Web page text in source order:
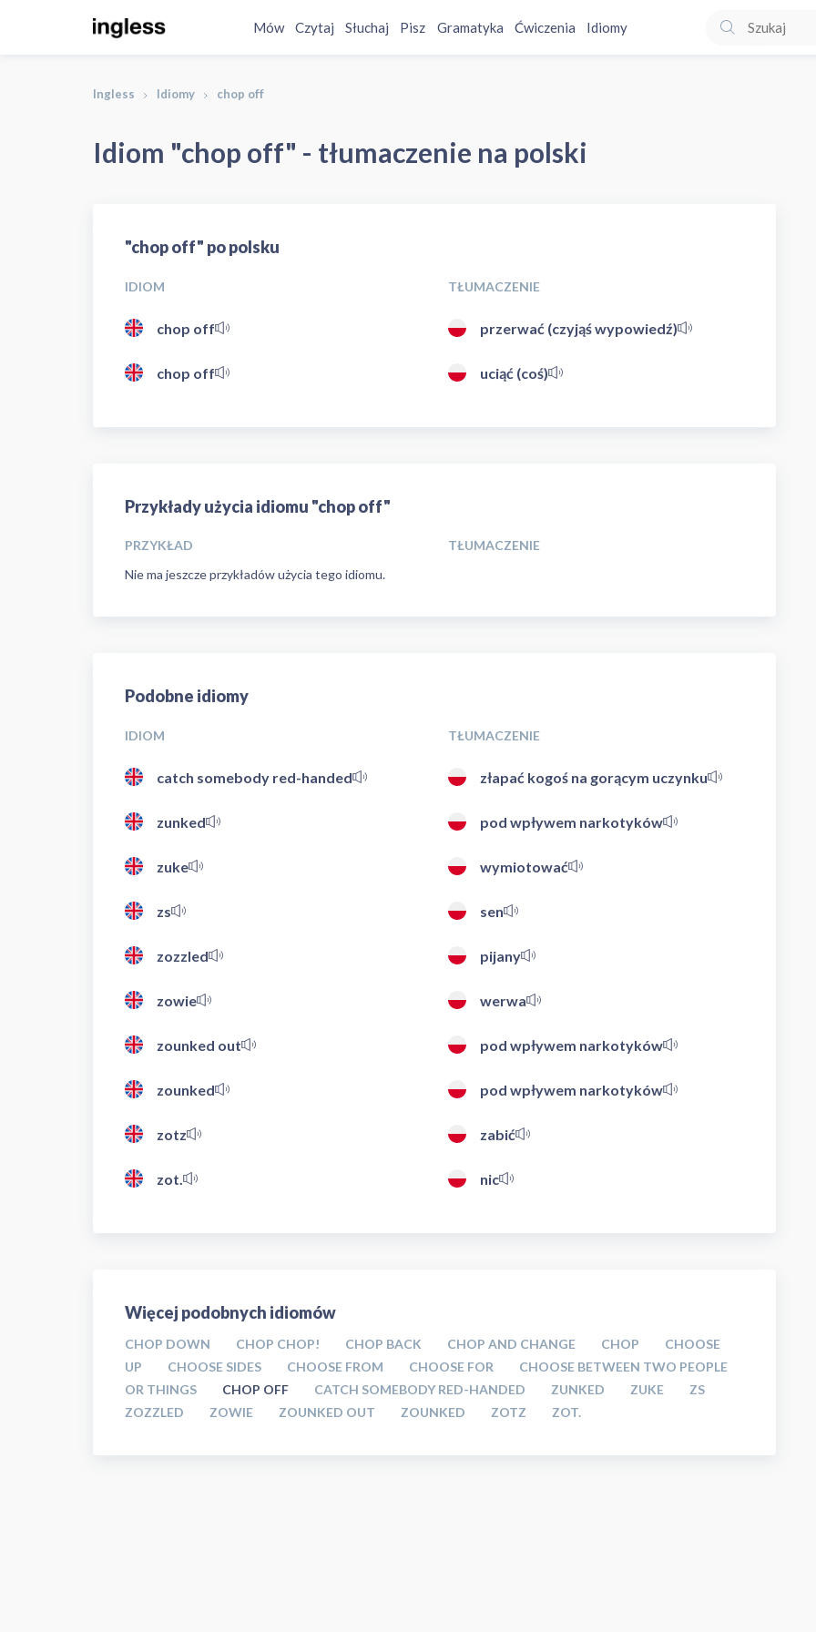
Mów Czytaj Słuchaj Pisz Gramatyka Ćwiczenia Idiomy
Ingless Idiomy chop off
Idiom "chop off" - tłumaczenie na polski
"chop off" po polsku
IDIOM TŁUMACZENIE
chop off przerwać (czyjąś wypowiedź)
chop off uciąć (coś)
Przykłady użycia idiomu "chop off"
PRZYKŁAD
TŁUMACZENIE
Nie ma jeszcze przykładów użycia tego idiomu.
Podobne idiomy
IDIOM TŁUMACZENIE
catch somebody red-handed złapać kogoś na gorącym uczynku
zunked pod wpływem narkotyków
zuke wymiotować
zs sen
zozzled pijany
zowie werwa
zounked out pod wpływem narkotyków
zounked pod wpływem narkotyków
zotz zabić
zot. nic
Więcej podobnych idiomów
CHOP DOWN CHOP CHOP! CHOP BACK CHOP AND CHANGE CHOP
CHOOSE
UP
CHOOSE SIDES CHOOSE FROM CHOOSE FOR
CHOOSE BETWEEN TWO PEOPLE
OR THINGS
CHOP OFF CATCH SOMEBODY RED-HANDED ZUNKED ZUKE
ZS
ZOZZLED
ZOWIE ZOUNKED OUT ZOUNKED ZOTZ ZOT.